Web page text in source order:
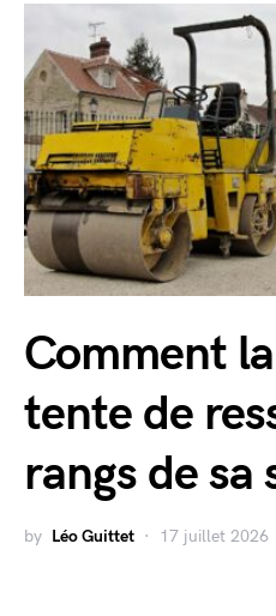
Comment
tente de
rangs de sa
by Léo Guittet 17 juillet 2026